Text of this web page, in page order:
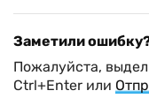
Заметили
Пожалуйста,
Ctrl+Enter или